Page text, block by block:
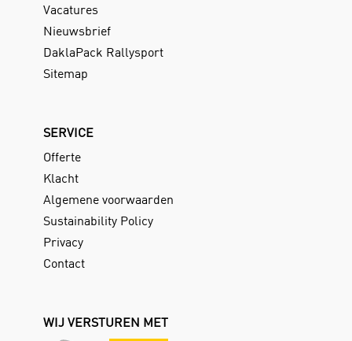
Vacatures
Nieuwsbrief
DaklaPack Rallysport
Sitemap
SERVICE
Offerte
Klacht
Algemene voorwaarden
Sustainability Policy
Privacy
Contact
WIJ VERSTUREN MET